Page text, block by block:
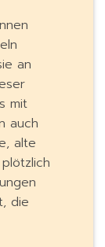
an
mit
auch
alte
die